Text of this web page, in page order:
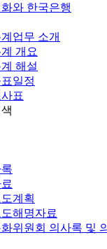
와 한국은행
업무 소개
개요
해설
일정
표
계획
해명자료
위원회 의사록 및